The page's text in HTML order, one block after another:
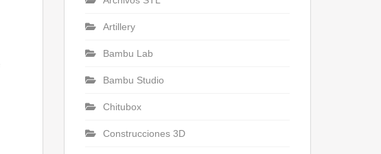
Artillery
Bambu Lab
Bambu Studio
Chitubox
Construcciones 3D